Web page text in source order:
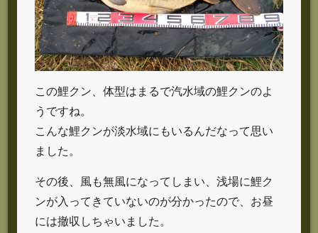
この鯉クン、体型はまるで汽水域の鯉クンのよ
うですね。
こんな鯉クンが淡水域にもいるんだなって思い
ました。
その後、風も無風になってしまい、浅場に鯉ク
ンが入ってきていないのが分かったので、お昼
には撤収しちゃいました。